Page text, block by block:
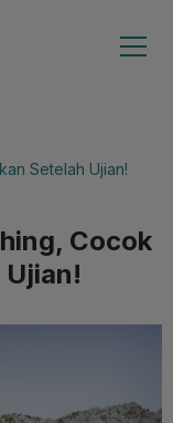
Setelah Ujian!
Cocok
Ujian!